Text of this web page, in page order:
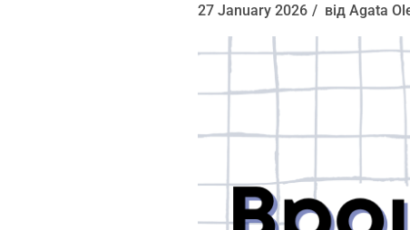
27 January 2026 від Agata